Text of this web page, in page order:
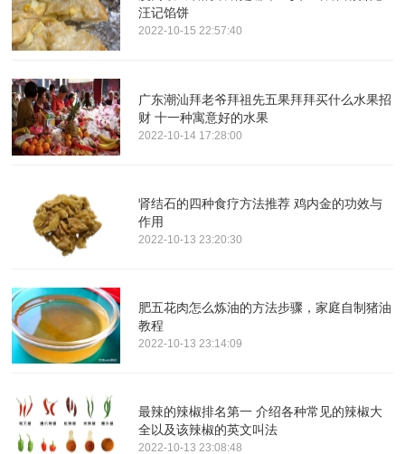
汪记馅饼
2022-10-15 22:57:40
广东潮汕拜老爷拜祖先五果拜拜买什么水果招
财 十一种寓意好的水果
2022-10-14 17:28:00
肾结石的四种食疗方法推荐 鸡内金的功效与
作用
2022-10-13 23:20:30
肥五花肉怎么炼油的方法步骤，家庭自制猪油
教程
2022-10-13 23:14:09
最辣的辣椒排名第一 介绍各种常见的辣椒大
全以及该辣椒的英文叫法
2022-10-13 23:08:48